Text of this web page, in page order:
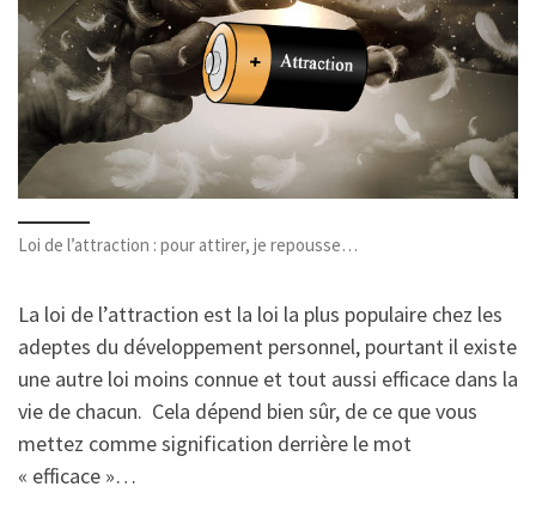
Loi de l’attraction : pour attirer, je repousse…
La loi de l’attraction est la loi la plus populaire chez les
adeptes du développement personnel, pourtant il existe
une autre loi moins connue et tout aussi efficace dans la
vie de chacun. Cela dépend bien sûr, de ce que vous
mettez comme signification derrière le mot
« efficace »…